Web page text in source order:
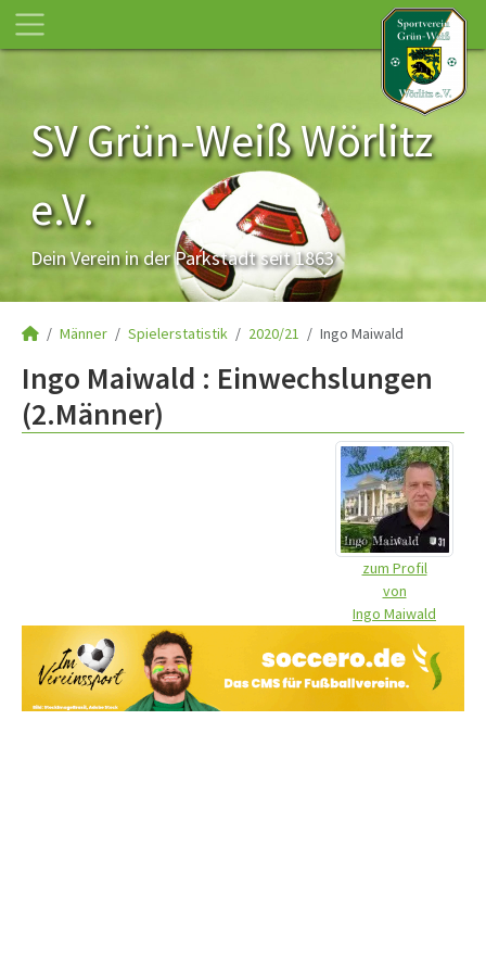
SV Grün-Weiß Wörlitz
e.V.
Dein Verein in der Parkstadt seit 1863
Männer Spielerstatistik 2020/21 Ingo Maiwald
Ingo Maiwald : Einwechslungen
(2.Männer)
zum Profil
von
Ingo Maiwald